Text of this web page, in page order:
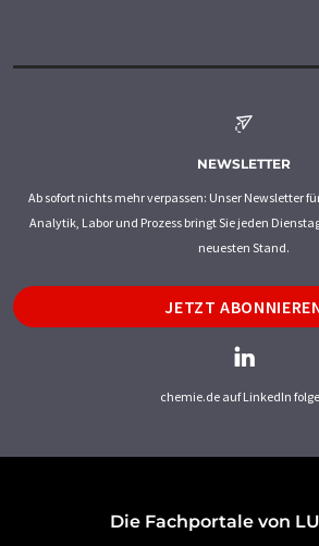
NEWSLETTER
Ab sofort nichts mehr verpassen: Unser Newsletter
Analytik, Labor und Prozess bringt Sie jeden
neuesten Stand.
JETZT
chemie.de auf LinkedIn
Die Fachportale von